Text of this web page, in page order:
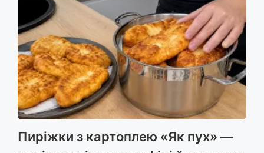
Пиріжки з картоплею «Як пух» —